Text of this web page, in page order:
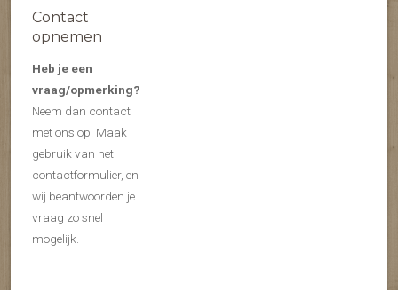
Contact
opnemen
Heb je een
vraag/opmerking?
Neem dan contact
met ons op. Maak
gebruik van het
contactformulier, en
wij beantwoorden je
vraag zo snel
mogelijk.